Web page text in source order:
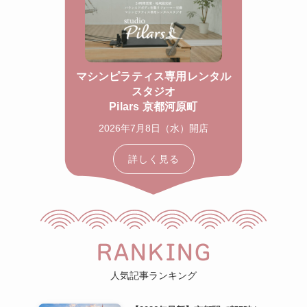
マシンピラティス専用レンタル
スタジオ
Pilars 京都河原町
2026年7月8日（水）開店
詳しく見る
RANKING
人気記事ランキング